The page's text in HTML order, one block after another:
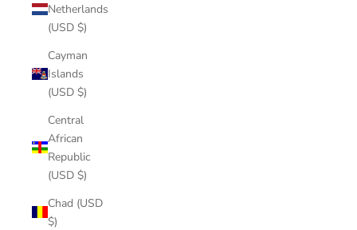
Netherlands
(USD $)
Cayman
Islands
(USD $)
Central
African
Republic
(USD $)
Chad (USD
$)